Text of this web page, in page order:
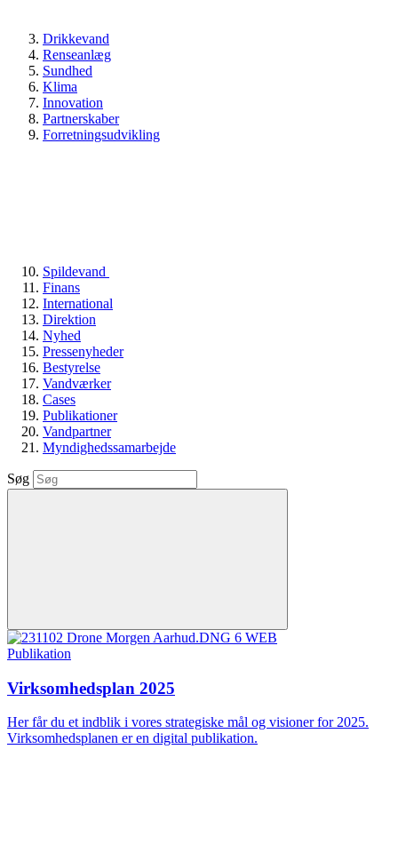
Drikkevand
Renseanlæg
Sundhed
Klima
Innovation
Partnerskaber
Forretningsudvikling
Spildevand
Finans
International
Direktion
Nyhed
Pressenyheder
Bestyrelse
Vandværker
Cases
Publikationer
Vandpartner
Myndighedssamarbejde
Søg
Publikation
Virksomhedsplan 2025
Her får du et indblik i vores strategiske mål og visioner for 2025.
Virksomhedsplanen er en digital publikation.